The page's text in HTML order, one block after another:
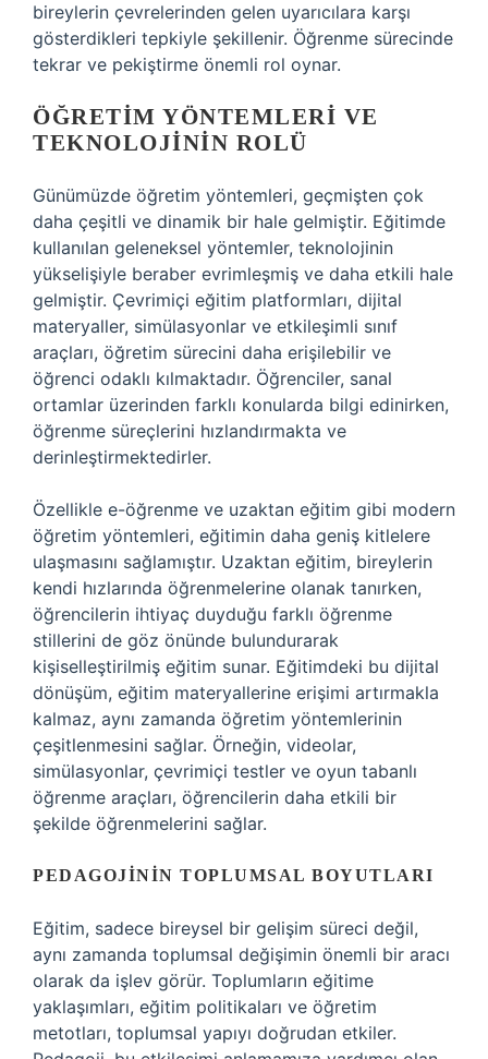
bireylerin çevrelerinden gelen uyarıcılara karşı
gösterdikleri tepkiyle şekillenir. Öğrenme sürecinde
tekrar ve pekiştirme önemli rol oynar.
ÖĞRETIM YÖNTEMLERI VE
TEKNOLOJININ ROLÜ
Günümüzde öğretim yöntemleri, geçmişten çok
daha çeşitli ve dinamik bir hale gelmiştir. Eğitimde
kullanılan geleneksel yöntemler, teknolojinin
yükselişiyle beraber evrimleşmiş ve daha etkili hale
gelmiştir. Çevrimiçi eğitim platformları, dijital
materyaller, simülasyonlar ve etkileşimli sınıf
araçları, öğretim sürecini daha erişilebilir ve
öğrenci odaklı kılmaktadır. Öğrenciler, sanal
ortamlar üzerinden farklı konularda bilgi edinirken,
öğrenme süreçlerini hızlandırmakta ve
derinleştirmektedirler.
Özellikle e-öğrenme ve uzaktan eğitim gibi modern
öğretim yöntemleri, eğitimin daha geniş kitlelere
ulaşmasını sağlamıştır. Uzaktan eğitim, bireylerin
kendi hızlarında öğrenmelerine olanak tanırken,
öğrencilerin ihtiyaç duyduğu farklı öğrenme
stillerini de göz önünde bulundurarak
kişiselleştirilmiş eğitim sunar. Eğitimdeki bu dijital
dönüşüm, eğitim materyallerine erişimi artırmakla
kalmaz, aynı zamanda öğretim yöntemlerinin
çeşitlenmesini sağlar. Örneğin, videolar,
simülasyonlar, çevrimiçi testler ve oyun tabanlı
öğrenme araçları, öğrencilerin daha etkili bir
şekilde öğrenmelerini sağlar.
PEDAGOJININ TOPLUMSAL BOYUTLARI
Eğitim, sadece bireysel bir gelişim süreci değil,
aynı zamanda toplumsal değişimin önemli bir aracı
olarak da işlev görür. Toplumların eğitime
yaklaşımları, eğitim politikaları ve öğretim
metotları, toplumsal yapıyı doğrudan etkiler.